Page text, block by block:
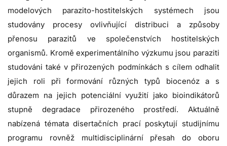
modelových parazito-hostitelských systémech jsou
studovány procesy ovlivňující distribuci a způsoby
přenosu parazitů ve společenstvích hostitelských
organismů. Kromě experimentálního výzkumu jsou paraziti
studováni také v přirozených podmínkách s cílem odhalit
jejich roli při formování různých typů biocenóz a s
důrazem na jejich potenciální využití jako bioindikátorů
stupně degradace přirozeného prostředí. Aktuálně
nabízená témata disertačních prací poskytují studijnímu
programu rovněž multidisciplinární přesah do oboru